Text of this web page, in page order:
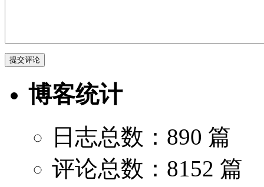
博客统计
日志总数：890 篇
评论总数：8152 篇